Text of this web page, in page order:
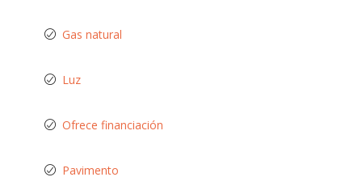
Gas natural
Luz
Ofrece financiación
Pavimento